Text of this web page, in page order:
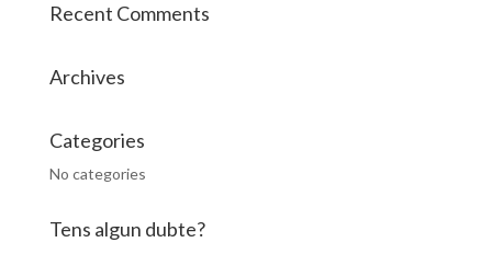
Recent Comments
Archives
Categories
No categories
Tens algun dubte?